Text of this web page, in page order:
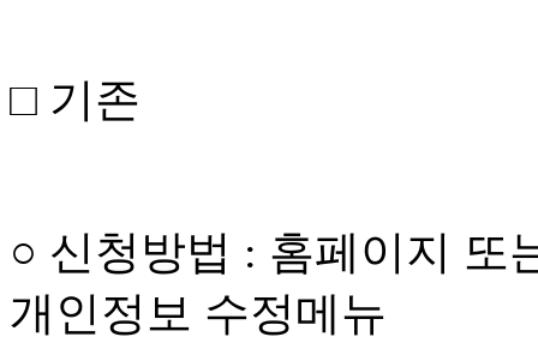
□ 기존
○ 신청방법 : 홈페이지 또
개인정보 수정메뉴